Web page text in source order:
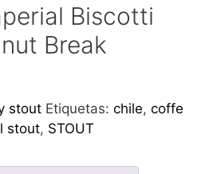
Biscotti
Break
stout Etiquetas: chile, coffe
stout, STOUT